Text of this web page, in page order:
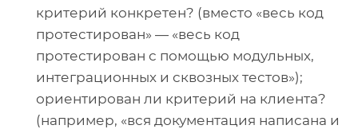
критерий конкретен? (вместо «весь код
протестирован» — «весь код
протестирован с помощью модульных,
интеграционных и сквозных тестов»);
ориентирован ли критерий на клиента?
(например, «вся документация написана и